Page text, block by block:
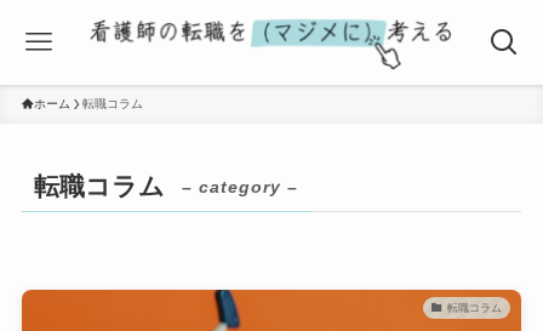
ホーム 転職コラム
転職コラム – category –
転職コラム